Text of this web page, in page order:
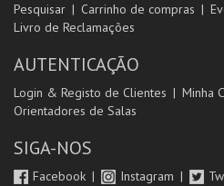
Pesquisar Carrinho de compras
Livro de Reclamações
AUTENTICAÇÃO
Login & Registo de Clientes Minha
Orientadores de Salas
SIGA-NOS
Facebook Instagram